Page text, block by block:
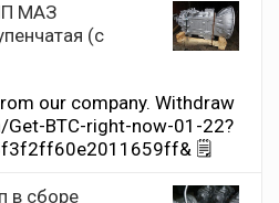
МАЗ
(с
our company. Withdrаw
Get-BTC-right-now-01-22?
🗒
в сборе